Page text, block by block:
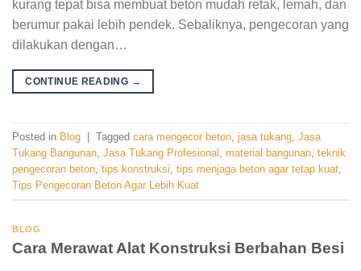
kurang tepat bisa membuat beton mudah retak, lemah, dan
berumur pakai lebih pendek. Sebaliknya, pengecoran yang
dilakukan dengan…
CONTINUE READING →
Posted in Blog | Tagged cara mengecor beton jasa tukang Jasa
Tukang Bangunan Jasa Tukang Profesional material bangunan teknik
pengecoran beton tips konstruksi tips menjaga beton agar tetap kuat
Tips Pengecoran Beton Agar Lebih Kuat
BLOG
Cara Merawat Alat Konstruksi Berbahan Besi